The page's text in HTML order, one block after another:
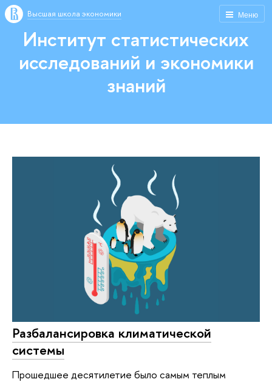
Меню
Высшая школа экономики
Институт статистических
исследований и экономики
знаний
Разбалансировка климатической
системы
Прошедшее десятилетие было самым теплым